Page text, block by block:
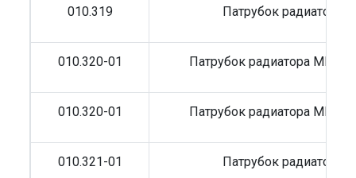
010.319 Патрубок радиатора
010.320-01 Патрубок радиатора MB
010.320-01 Патрубок радиатора MB
010.321-01 Патрубок радиатора